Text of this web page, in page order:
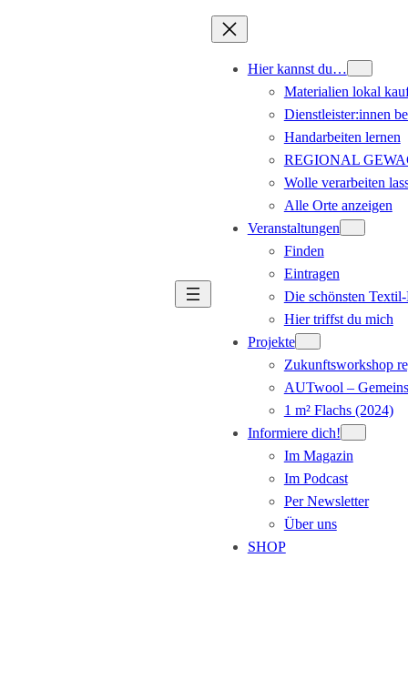
Hier kannst du…
Materialien lokal
Dienstleister:innen
Handarbeiten lernen
REGIONAL
Wolle verarbeiten
Alle Orte anzeigen
Veranstaltungen
Finden
Eintragen
Die schönsten
Hier triffst du mich
Projekte
Zukunftsworkshop
AUTwool –
1 m² Flachs (2024)
Informiere dich!
Im Magazin
Im Podcast
Per Newsletter
Über uns
SHOP